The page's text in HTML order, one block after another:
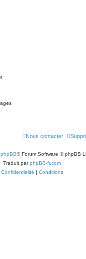
Nous contacter
phpBB® Forum Software © phpBB
Traduit parphpBB-fr.com
Confidentialité | Conditions